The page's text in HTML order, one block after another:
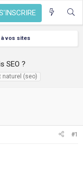
vos sites
SEO ?
naturel (seo)
#1